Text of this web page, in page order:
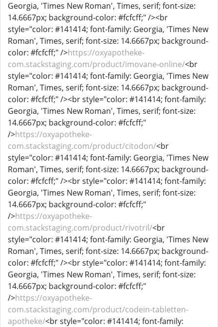
Georgia, 'Times New Roman', Times, serif; font-size:
14.6667px; background-color: #fcfcff;" /><br
style="color: #141414; font-family: Georgia, 'Times New
Roman', Times, serif; font-size: 14.6667px; background-
color: #fcfcff;" />https://oxyapotheke-
com.stackstaging.com/product/imovane-online/<br
style="color: #141414; font-family: Georgia, 'Times New
Roman', Times, serif; font-size: 14.6667px; background-
color: #fcfcff;" /><br style="color: #141414; font-family:
Georgia, 'Times New Roman', Times, serif; font-size:
14.6667px; background-color: #fcfcff;"
/>https://oxyapotheke-
com.stackstaging.com/product/citodon/<br
style="color: #141414; font-family: Georgia, 'Times New
Roman', Times, serif; font-size: 14.6667px; background-
color: #fcfcff;" /><br style="color: #141414; font-family:
Georgia, 'Times New Roman', Times, serif; font-size:
14.6667px; background-color: #fcfcff;"
/>https://oxyapotheke-
com.stackstaging.com/product/rivotril/<br
style="color: #141414; font-family: Georgia, 'Times New
Roman', Times, serif; font-size: 14.6667px; background-
color: #fcfcff;" /><br style="color: #141414; font-family:
Georgia, 'Times New Roman', Times, serif; font-size:
14.6667px; background-color: #fcfcff;"
/>https://oxyapotheke-
com.stackstaging.com/product/codein-tabletten-
apotheke/<br style="color: #141414; font-family: